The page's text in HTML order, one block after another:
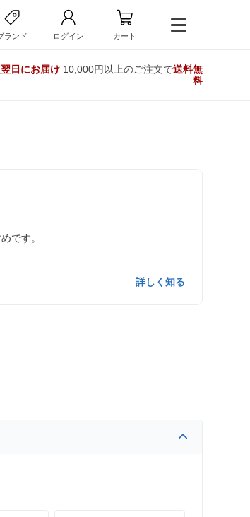
ランド ログイン カート
日にお届け10,000円以上のご注文で送料無
料
です。
詳しく知る